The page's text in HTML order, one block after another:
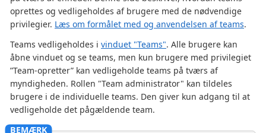
oprettes og vedligeholdes af brugere med de nødvendige
privilegier. Læs om formålet med og anvendelsen af teams.
Teams vedligeholdes i vinduet "Teams". Alle brugere kan
åbne vinduet og se teams, men kun brugere med privilegiet
”Team-opretter” kan vedligeholde teams på tværs af
myndigheden. Rollen "Team administrator" kan tildeles
brugere i de individuelle teams. Den giver kun adgang til at
vedligeholde det pågældende team.